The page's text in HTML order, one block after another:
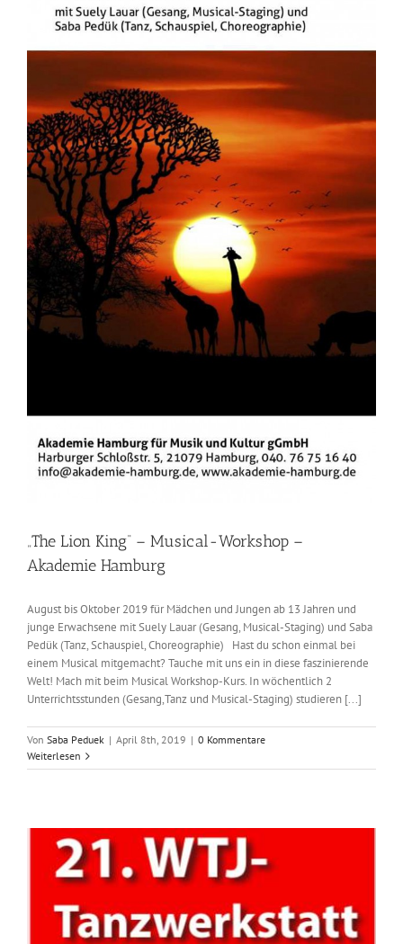
„The Lion King“ – Musical-Workshop –
Akademie Hamburg
August bis Oktober 2019 für Mädchen und Jungen ab 13 Jahren und
junge Erwachsene mit Suely Lauar (Gesang, Musical-Staging) und Saba
Pedük (Tanz, Schauspiel, Choreographie) Hast du schon einmal bei
einem Musical mitgemacht? Tauche mit uns ein in diese faszinierende
Welt! Mach mit beim Musical Workshop-Kurs. In wöchentlich 2
Unterrichtsstunden (Gesang,Tanz und Musical-Staging) studieren [...]
Von Saba Peduek | April 8th, 2019 | 0 Kommentare
Weiterlesen